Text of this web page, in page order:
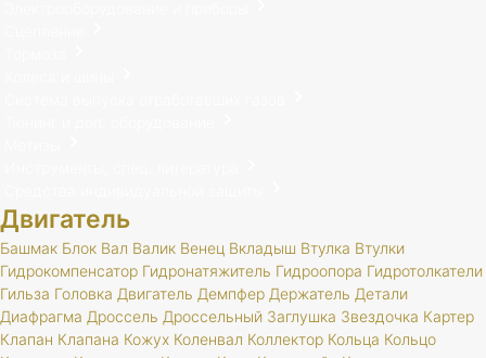
Двигатель
Башмак Блок Вал Валик Венец Вкладыш Втулка Втулки
Гидрокомпенсатор Гидронатяжитель Гидроопора Гидротолкатели
Гильза Головка Двигатель Демпфер Держатель Детали
Диафрагма Дроссель Дроссельный Заглушка Звездочка Картер
Клапан Клапана Кожух Коленвал Коллектор Кольца Кольцо